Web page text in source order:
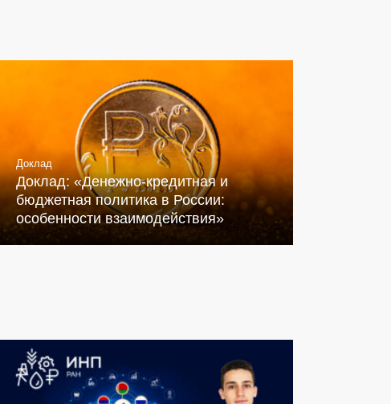
Доклад
Доклад: «Денежно-кредитная и
бюджетная политика в России:
особенности взаимодействия»